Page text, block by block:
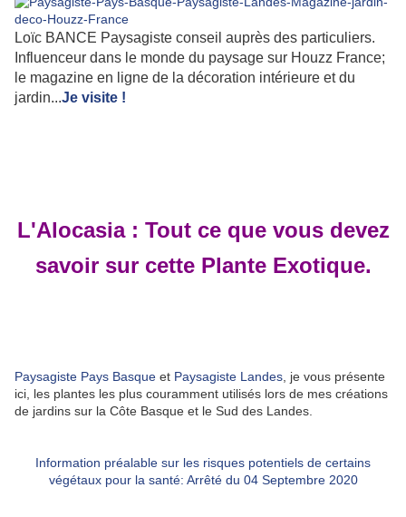
Loïc BANCE Paysagiste conseil auprès des particuliers.
Influenceur dans le monde du paysage sur Houzz France;
le magazine en ligne de la décoration intérieure et du
jardin...Je visite !
L'Alocasia : Tout ce que vous devez
savoir sur cette Plante Exotique.
Paysagiste Pays Basque et Paysagiste Landes , je vous présente
ici, les plantes les plus couramment utilisés lors de mes créations
de jardins sur la Côte Basque et le Sud des Landes.
Information préalable sur les risques potentiels de certains
végétaux pour la santé: Arrêté du 04 Septembre 2020